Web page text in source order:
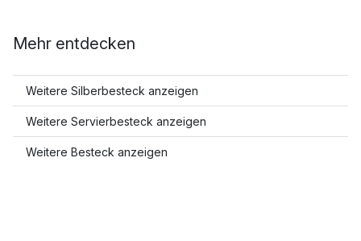
Mehr entdecken
Weitere Silberbesteck anzeigen
Weitere Servierbesteck anzeigen
Weitere Besteck anzeigen